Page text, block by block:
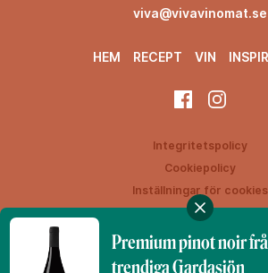
viva@vivavinomat.se
HEM RECEPT VIN
Integritetspolicy
Cookiepolicy
Inställningar för cookies
Premium pinot noir
trendiga Gardasjön